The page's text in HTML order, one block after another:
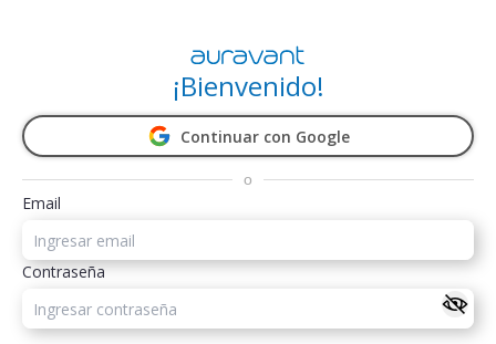
¡Bienvenido!
Continuar con Google
o
Email
Contraseña